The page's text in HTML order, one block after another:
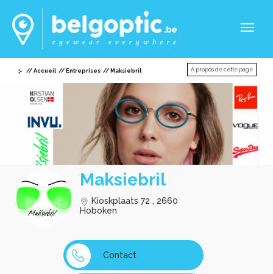
Accueil Entreprises Maksiebril A propos de cette page
Maksiebril
Kioskplaats 72 , 2660
Hoboken
Contact